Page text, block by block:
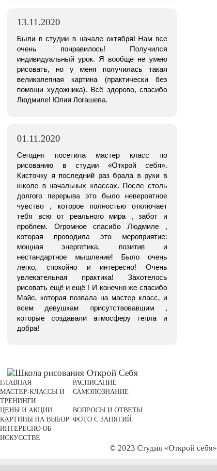
13.11.2020
Были в студии в начале октября! Нам все
очень понравилось! Получился
индивидуальный урок. Я вообще не умею
рисовать, но у меня получилась такая
великолепная картина (практически без
помощи художника). Всё здорово, спасибо
Людмиле! Юлия Логашева.
01.11.2020
Сегодня посетила мастер класс по
рисованию в студии «Открой себя».
Кисточку я последний раз брала в руки в
школе в начальных классах. После столь
долгого перерыва это было невероятное
чувство , которое полностью отключает
тебя всю от реального мира , забот и
проблем. Огромное спасибо Людмиле ,
которая проводила это мероприятие:
мощная энергетика, позитив и
нестандартное мышление! Было очень
легко, спокойно и интересно! Очень
увлекательная практика! Захотелось
рисовать ещё и ещё ! И конечно же спасибо
Майе, которая позвала на мастер класс, и
всем девушкам присутствовавшим ,
которые создавали атмосферу тепла и
добра!
ГЛАВНАЯ
РАСПИСАНИЕ
МАСТЕР-КЛАССЫ И
ТРЕНИНГИ
САМОПОЗНАНИЕ
ЦЕНЫ И АКЦИИ
ВОПРОСЫ И ОТВЕТЫ
КАРТИНЫ НА ВЫБОР ФОТО С ЗАНЯТИЙ
ИНТЕРЕСНО ОБ
ИСКУССТВЕ
© 2023 Студия «Открой себя»